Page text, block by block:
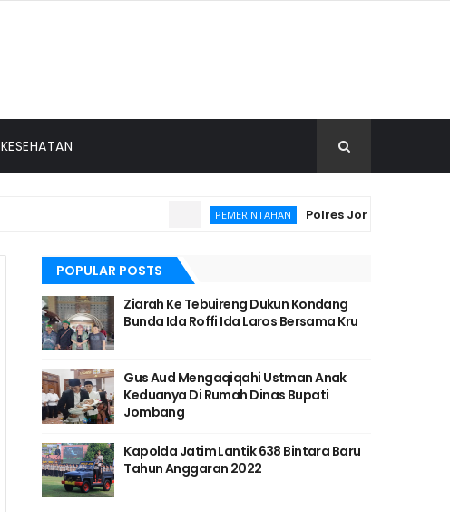
KESEHATAN
PEMERINTAHAN Polres Jombang Perkuat
POPULAR POSTS
Ziarah Ke Tebuireng Dukun Kondang
Bunda Ida Roffi Ida Laros Bersama Kru
Gus Aud Mengaqiqahi Ustman Anak
Keduanya Di Rumah Dinas Bupati
Jombang
Kapolda Jatim Lantik 638 Bintara Baru
Tahun Anggaran 2022